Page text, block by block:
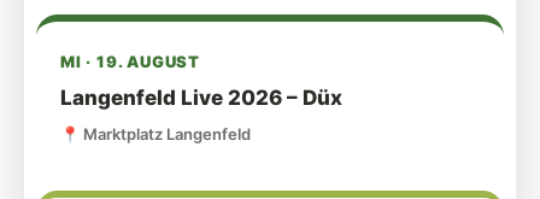
MI · 19. AUGUST
Langenfeld Live 2026 – Düx
📍 Marktplatz Langenfeld